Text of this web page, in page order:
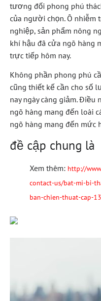
tương đối phong phú
của người chọn. Ô nhiễm
nghiệp, sản phẩm nông
khí hậu đã cửa ngõ hàng
trực tiếp hôm nay.
Không phần phong phú
cũng thiết kế cần cho số
nay ngày càng giảm. Điều
ngõ hàng mang đến loài
ngõ hàng mang đến mức
đề cập chung là
Xem thêm: http://
contact-us/bat-mi-bi-
ban-chien-thuat-cap-